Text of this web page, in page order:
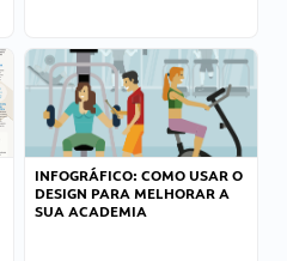
INFOGRÁFICO: COMO USAR O
DESIGN PARA MELHORAR A
SUA ACADEMIA